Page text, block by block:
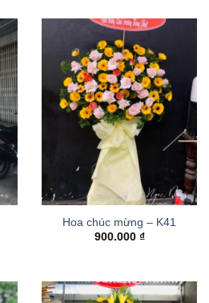
Hoa chúc mừng – K41
900.000 ₫